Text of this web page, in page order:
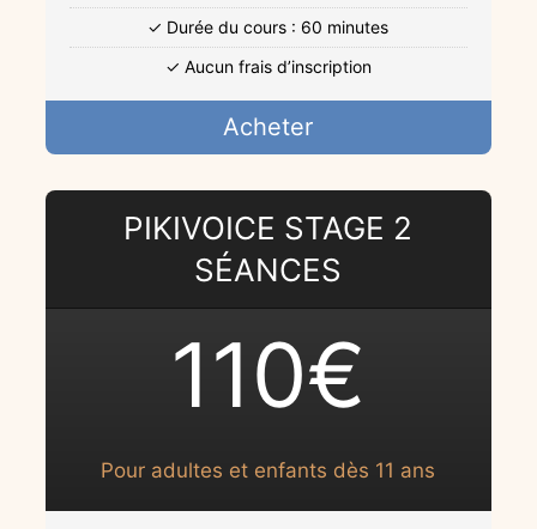
✓ Durée du cours : 60 minutes
✓ Aucun frais d’inscription
Acheter
PIKIVOICE STAGE 2
SÉANCES
110€
Pour adultes et enfants dès 11 ans